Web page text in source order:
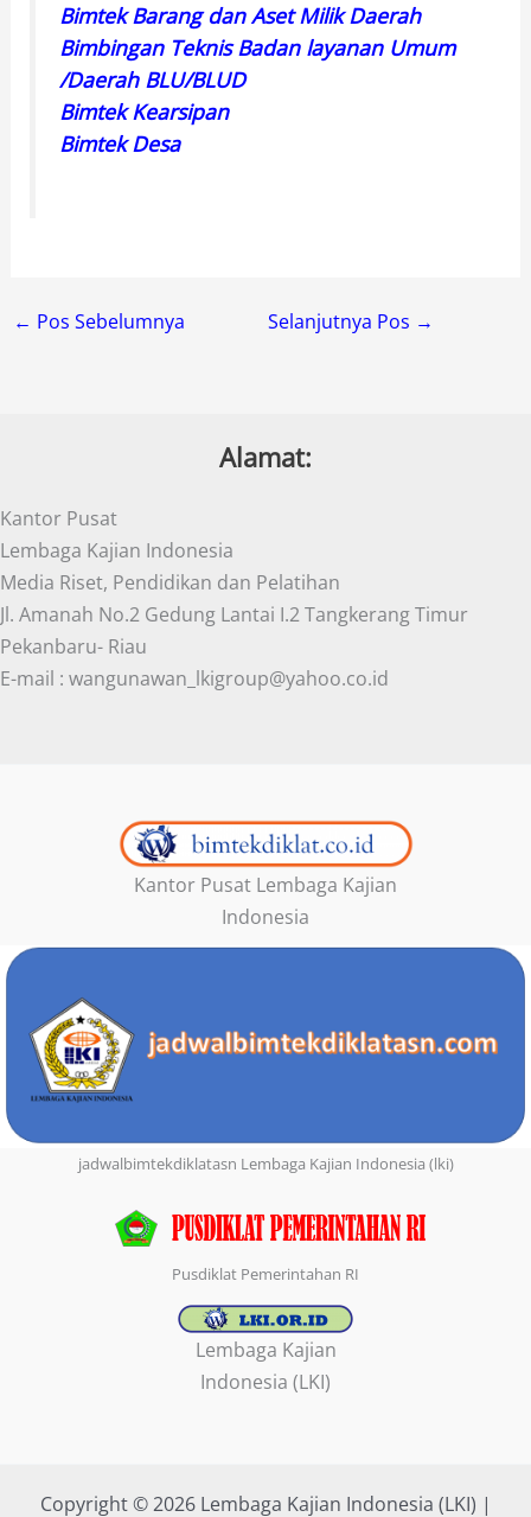
Bimtek Barang dan Aset Milik Daerah
Bimbingan Teknis Badan layanan Umum
/Daerah BLU/BLUD
Bimtek Kearsipan
Bimtek Desa
← Pos Sebelumnya Selanjutnya Pos →
Alamat:
Kantor Pusat
Lembaga Kajian Indonesia
Media Riset, Pendidikan dan Pelatihan
Jl. Amanah No.2 Gedung Lantai I.2 Tangkerang Timur
Pekanbaru- Riau
E-mail : wangunawan_lkigroup@yahoo.co.id
Kantor Pusat Lembaga Kajian
Indonesia
jadwalbimtekdiklatasn Lembaga Kajian Indonesia (lki)
Pusdiklat Pemerintahan RI
Lembaga Kajian
Indonesia (LKI)
Copyright © 2026 Lembaga Kajian Indonesia (LKI) |